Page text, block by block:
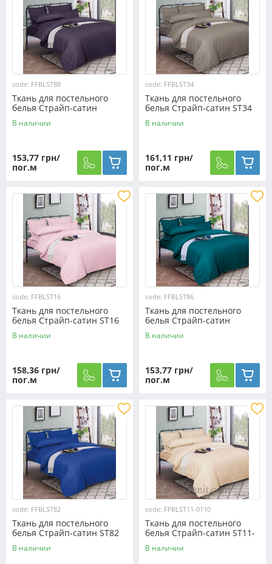
code: FFBLST88
Ткань для постельного
белья Страйп-сатин
FFBLST88 (50м)
В наличии
153,77 грн/
пог.м
code: FFBLST34
Ткань для постельного
белья Страйп-сатин ST34
(50м)
В наличии
161,11 грн/
пог.м
code: FFBLST16
Ткань для постельного
белья Страйп-сатин ST16
(50м)
В наличии
158,36 грн/
пог.м
code: FFBLST86
Ткань для постельного
белья Страйп-сатин
FFBLST86 (50м)
В наличии
153,77 грн/
пог.м
code: FFBLST82
Ткань для постельного
белья Страйп-сатин ST82
(50м)
В наличии
code: FFBLST11-0110
Ткань для постельного
белья Страйп-сатин ST11-
0110 (50м)
В наличии